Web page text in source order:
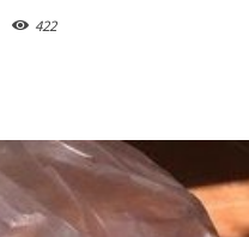
422